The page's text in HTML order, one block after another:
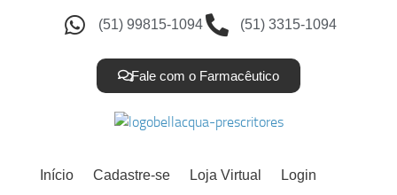
(51) 99815-1094 (51) 3315-1094
Fale com o Farmacêutico
Início Cadastre-se Loja Virtual Login